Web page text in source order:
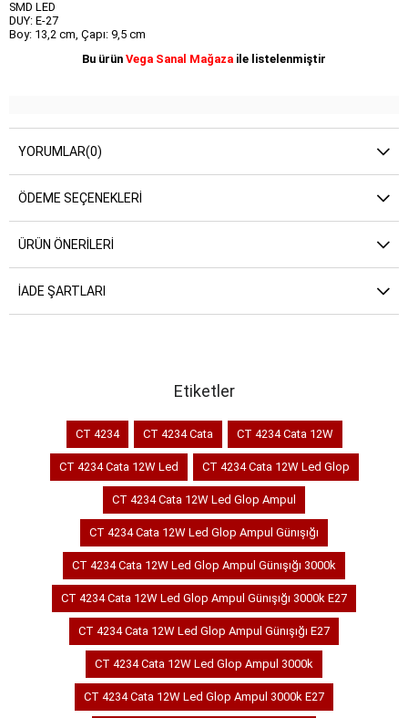
SMD LED
DUY: E-27
Boy: 13,2 cm, Çapı: 9,5 cm
Bu ürün Vega Sanal Mağaza ile listelenmiştir
YORUMLAR(0)
ÖDEME SEÇENEKLERI
ÜRÜN ÖNERILERI
İADE ŞARTLARI
Etiketler
CT 4234 CT 4234 Cata CT 4234 Cata 12W
CT 4234 Cata 12W Led CT 4234 Cata 12W Led Glop
CT 4234 Cata 12W Led Glop Ampul
CT 4234 Cata 12W Led Glop Ampul Günışığı
CT 4234 Cata 12W Led Glop Ampul Günışığı 3000k
CT 4234 Cata 12W Led Glop Ampul Günışığı 3000k E27
CT 4234 Cata 12W Led Glop Ampul Günışığı E27
CT 4234 Cata 12W Led Glop Ampul 3000k
CT 4234 Cata 12W Led Glop Ampul 3000k E27